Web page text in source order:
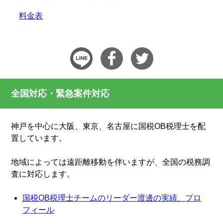
料金表
全国対応・緊急案件対応
神戸を中心に大阪、東京、名古屋に国税OB税理士を配
置しています。
地域によっては遠距離移動を伴いますが、全国の税務調
査に対応します。
国税OB税理士チームのリーダー渡邊の実績、プロ
フィール